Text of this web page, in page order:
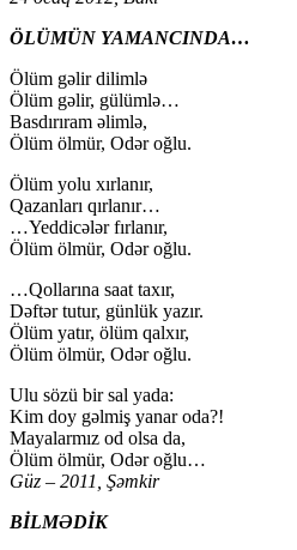
ÖLÜMÜN YAMANCINDA…
Ölüm gəlir dilimlə
Ölüm gəlir, gülümlə…
Basdırıram əlimlə,
Ölüm ölmür, Odər oğlu.
Ölüm yolu xırlanır,
Qazanları qırlanır…
…Yeddicələr fırlanır,
Ölüm ölmür, Odər oğlu.
…Qollarına saat taxır,
Dəftər tutur, günlük yazır.
Ölüm yatır, ölüm qalxır,
Ölüm ölmür, Odər oğlu.
Ulu sözü bir sal yada:
Kim doy gəlmiş yanar oda?!
Mayalarmız od olsa da,
Ölüm ölmür, Odər oğlu…
Güz – 2011, Şəmkir
BİLMƏDİK